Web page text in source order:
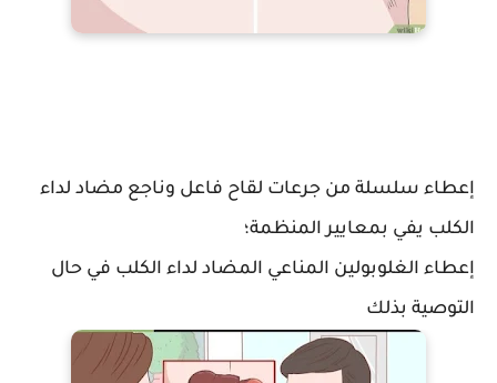
إعطاء سلسلة من جرعات لقاح فاعل وناجع مضاد لداء
الكلب يفي بمعايير المنظمة؛
إعطاء الغلوبولين المناعي المضاد لداء الكلب في حال
التوصية بذلك